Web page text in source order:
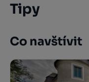
Tipy
Co navštívit